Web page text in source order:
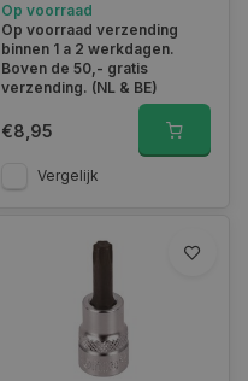
Op voorraad
Op voorraad verzending
binnen 1 a 2 werkdagen.
Boven de 50,- gratis
verzending. (NL & BE)
€8,95
Vergelijk